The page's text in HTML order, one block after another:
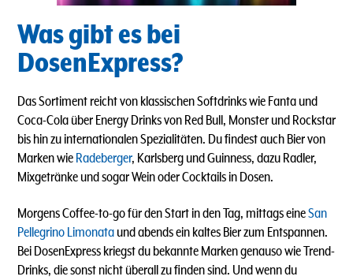
Was gibt es bei
DosenExpress?
Das Sortiment reicht von klassischen Softdrinks wie Fanta und
Coca-Cola über Energy Drinks von Red Bull, Monster und Rockstar
bis hin zu internationalen Spezialitäten. Du findest auch Bier von
Marken wie Radeberger, Karlsberg und Guinness, dazu Radler,
Mixgetränke und sogar Wein oder Cocktails in Dosen.
Morgens Coffee-to-go für den Start in den Tag, mittags eineSan
Pellegrino Limonata und abends ein kaltes Bier zum Entspannen.
Bei DosenExpress kriegst du bekannte Marken genauso wie Trend-
Drinks, die sonst nicht überall zu finden sind. Und wenn du